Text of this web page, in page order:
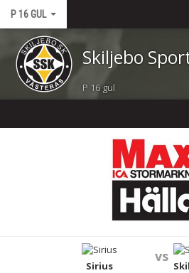
P 16 GUL
Skiljebo
P 16 gul
Sirius
vs